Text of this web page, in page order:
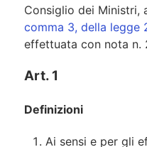
Consiglio dei Ministri,
comma 3, della legge
effettuata con nota n.
Art. 1
Definizioni
Ai sensi e per gli